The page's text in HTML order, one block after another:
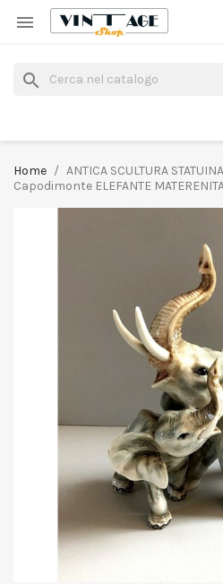

search
Home
ANTICA SCULTURA
Capodimonte ELEFANTE